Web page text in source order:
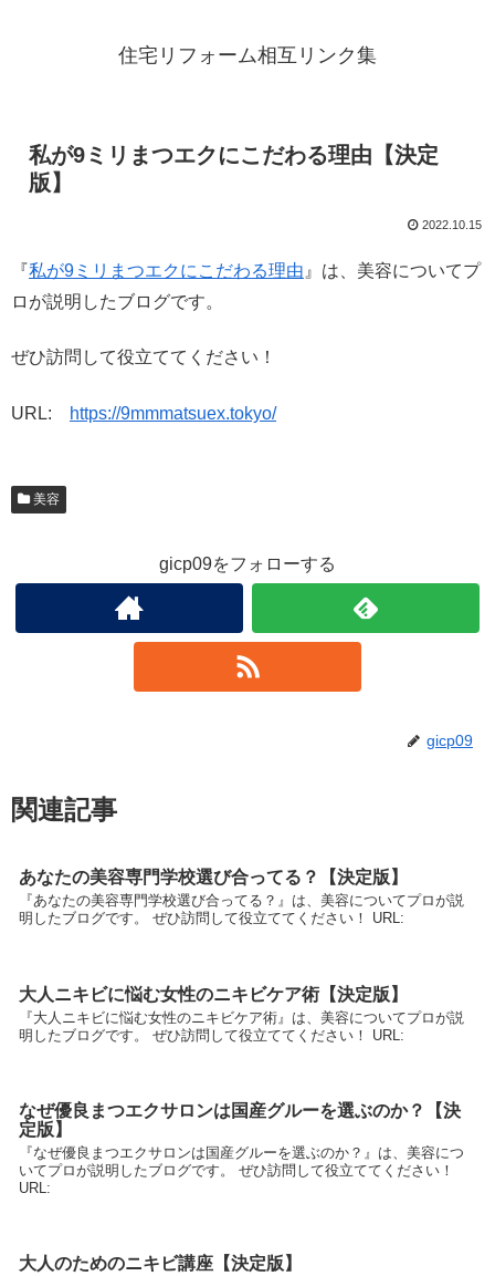
住宅リフォーム相互リンク集
私が9ミリまつエクにこだわる理由【決定
版】
2022.10.15
『私が9ミリまつエクにこだわる理由 』は、美容についてプ
ロが説明したブログです。
ぜひ訪問して役立ててください！
URL: https://9mmmatsuex.tokyo/
美容
gicp09をフォローする
gicp09
関連記事
あなたの美容専門学校選び合ってる？【決定版】
『あなたの美容専門学校選び合ってる？』は、美容についてプロが説
明したブログです。 ぜひ訪問して役立ててください！ URL:
大人ニキビに悩む女性のニキビケア術【決定版】
『大人ニキビに悩む女性のニキビケア術』は、美容についてプロが説
明したブログです。 ぜひ訪問して役立ててください！ URL:
なぜ優良まつエクサロンは国産グルーを選ぶのか？【決
定版】
『なぜ優良まつエクサロンは国産グルーを選ぶのか？』は、美容につ
いてプロが説明したブログです。 ぜひ訪問して役立ててください！
URL:
大人のためのニキビ講座【決定版】